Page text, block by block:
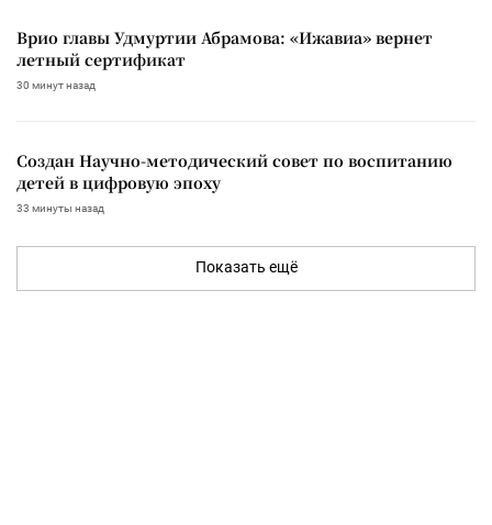
Врио главы Удмуртии Абрамова: «Ижавиа» вернет
летный сертификат
30 минут назад
Создан Научно-методический совет по воспитанию
детей в цифровую эпоху
33 минуты назад
Показать ещё